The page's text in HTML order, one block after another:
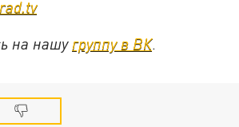
на нашу группу в ВК.